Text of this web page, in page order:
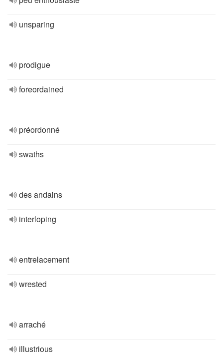
unsparing
prodigue
foreordained
préordonné
swaths
des andains
interloping
entrelacement
wrested
arraché
illustrious